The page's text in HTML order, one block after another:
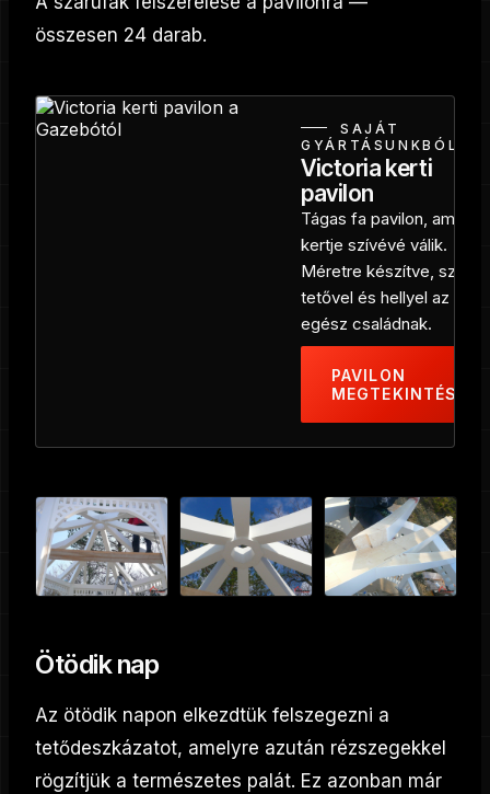
összesen 24 darab.
SAJÁT
GYÁRTÁSUNKBÓL
Victoria kerti
pavilon
Tágas fa pavilon, amely a
kertje szívévé válik.
Méretre készítve, szilárd
tetővel és hellyel az
egész családnak.
PAVILON
MEGTEKINTÉSE
Ötödik nap
Az ötödik napon elkezdtük felszegezni a
tetődeszkázatot, amelyre azután rézszegekkel
rögzítjük a természetes palát. Ez azonban már